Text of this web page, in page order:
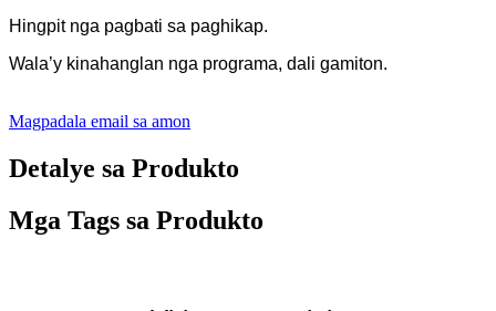
Hingpit nga pagbati sa paghikap.
Wala’y kinahanglan nga programa, dali gamiton.
Magpadala email sa amon
Detalye sa Produkto
Mga Tags sa Produkto